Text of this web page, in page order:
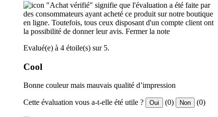
"Achat vérifié" signifie que l'évaluation a été faite par
des consommateurs ayant acheté ce produit sur notre boutique
en ligne. Toutefois, tous ceux disposant d'un compte client ont
la possibilité de donner leur avis. Fermer la note
Evalué(e) à 4 étoile(s) sur 5.
Cool
Bonne couleur mais mauvais qualité d’impression
Cette évaluation vous a-t-elle été utile ? Oui (0) Non (0)